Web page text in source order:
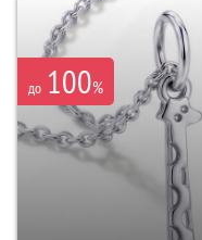
до 100%